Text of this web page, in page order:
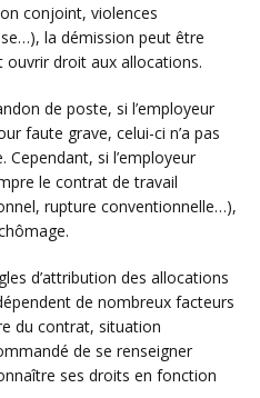
conjoint, violences
la démission peut être
droit aux allocations.
de poste, si l’employeur
faute grave, celui-ci n’a pas
si l’employeur
le contrat de travail
rupture conventionnelle…),
d’attribution des allocations
de nombreux facteurs
du contrat, situation
de se renseigner
ses droits en fonction